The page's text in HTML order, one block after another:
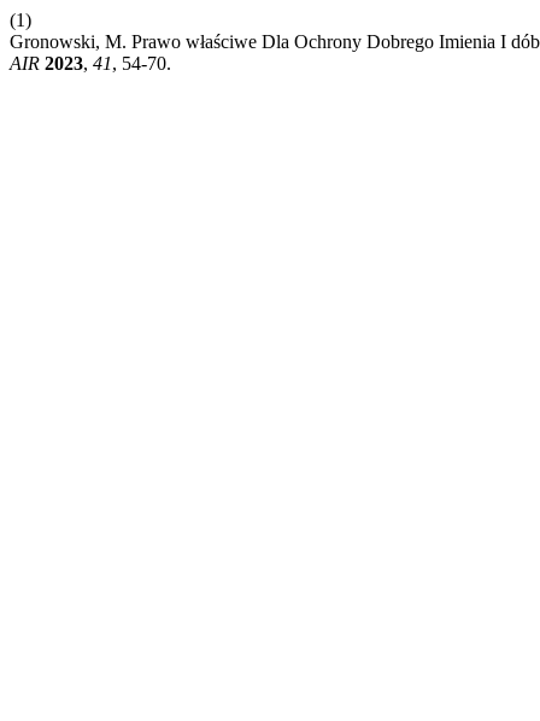
(1)
Gronowski, M. Prawo właściwe Dla Ochrony Dobrego Imienia I
AIR 2023, 41, 54-70.